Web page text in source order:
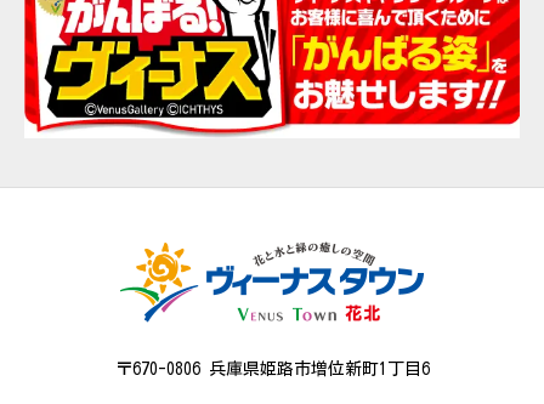
〒670-0806 兵庫県姫路市増位新町1丁目6